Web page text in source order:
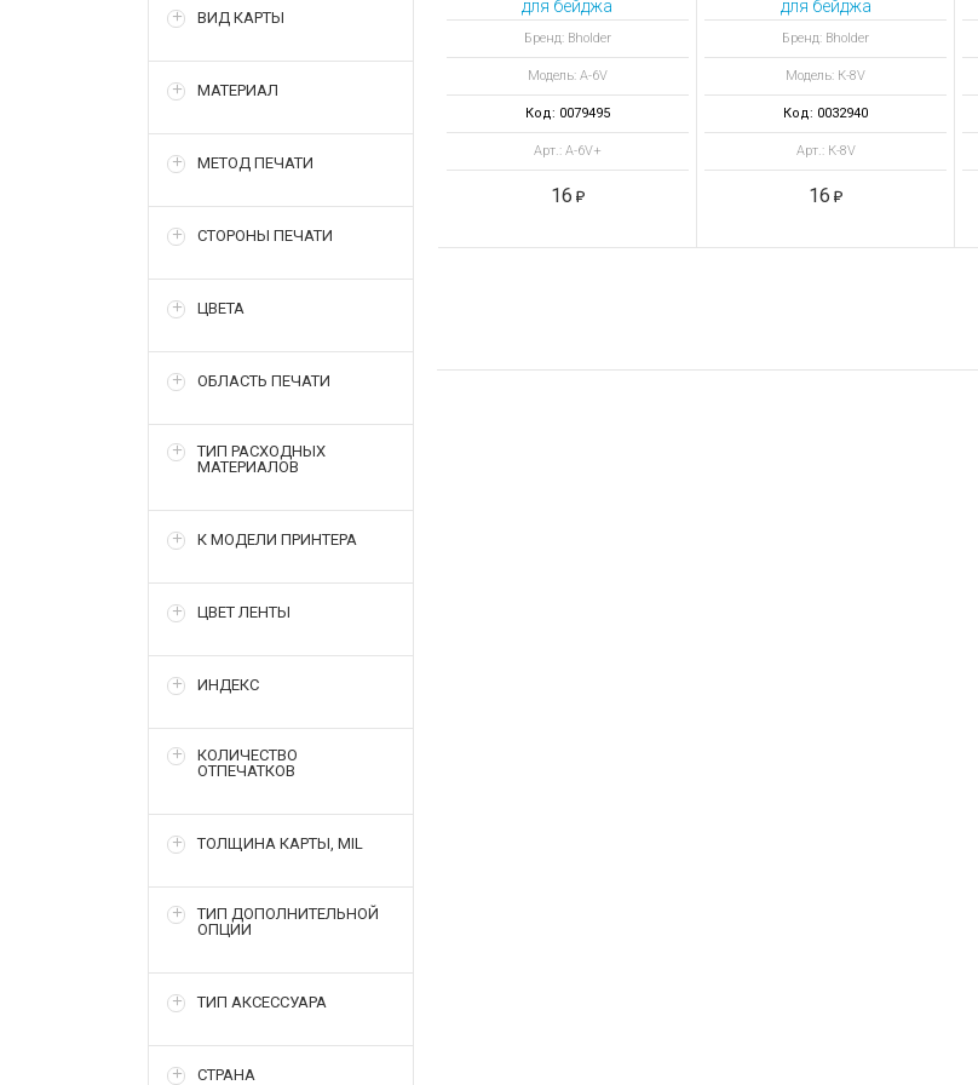
ВИД КАРТЫ
МАТЕРИАЛ
МЕТОД ПЕЧАТИ
СТОРОНЫ ПЕЧАТИ
ЦВЕТА
ОБЛАСТЬ ПЕЧАТИ
ТИП РАСХОДНЫХ
МАТЕРИАЛОВ
К МОДЕЛИ ПРИНТЕРА
ЦВЕТ ЛЕНТЫ
ИНДЕКС
КОЛИЧЕСТВО
ОТПЕЧАТКОВ
ТОЛЩИНА КАРТЫ, MIL
ТИП ДОПОЛНИТЕЛЬНОЙ
ОПЦИИ
ТИП АКСЕССУАРА
СТРАНА
для бейджа
вертикальный
Бренд: Bholder
Модель: A-6V
Код: 0079495
Арт.: A-6V+
16
для бейджа
вертикальный
Бренд: Bholder
Модель: К-8V
Код: 0032940
Арт.: К-8V
16